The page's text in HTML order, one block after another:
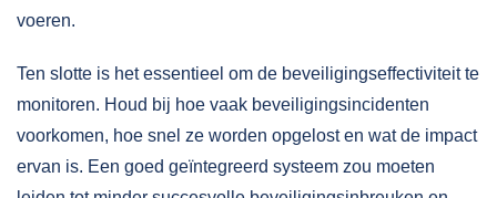
voeren.
Ten slotte is het essentieel om de beveiligingseffectiviteit te
monitoren. Houd bij hoe vaak beveiligingsincidenten
voorkomen, hoe snel ze worden opgelost en wat de impact
ervan is. Een goed geïntegreerd systeem zou moeten